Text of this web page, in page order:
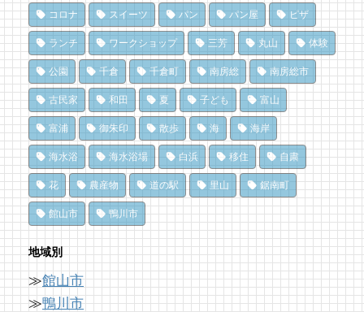
南房総こんな素敵な所があった！| かじか橋
21 views|byCAT SEA KURO
南房総・岩井にクラフトビール醸造所。体験
を届ける新たな拠点へ
19 views| by なべたゆかり
ドライブ休憩にオススメ！「とみうら元気倶
楽部」でホッと一息♪
18 views|byフジイ ミツコ
和田町仁我浦で、エコヴィレッジUMIKAZE
開拓中！
17 views|byあわみなこ
【コラボ】ちくら漁港朝市とは⁉︎ 名物「港海
鮮焼き」で新鮮魚介を食べ尽くす！【安房國
乗馬初心者の私でも、海辺を楽しく散策でき
た！ 乗馬体験レポート
81 views | byなべたゆかり
夏のごほうびにこだわりのかき氷を風菓堂で
79 views| by フジイ ミツコ
夏だ、クジラ到来。クジラに会いに和田町に
行こう！〈前編〉
71 views|byshouji naomi
ドライブ休憩にオススメ！「とみうら元気倶
楽部」でホッと一息♪
68 views|byフジイ ミツコ
南房総の海を食らう！天然ところてん専門店
「ところてん小屋 青木」
南房総パン屋めぐり【3】石窯パン工房そろ
そろ（鴨川市）前編パン
10,838 views| by choco-love
南房総パン屋めぐり【１】
クリケット（鴨川市）
10,473 views|bychoco-love
冬でも楽しめる！沖ノ島の無人島探検！
10,165 views|by福美
洗濯は持ち帰らない！カフェ併設のコインラ
ンドリーで帰宅前に洗濯
8,896 views|byなべたゆかり
「房総の駅とみうら」で夕食を済ませて渋滞
を回避しよう！
コロナ スイーツ パン パン屋 ピザ
ランチ ワークショップ 三芳 丸山 体験
公園 千倉 千倉町 南房総 南房総市
古民家 和田 夏 子ども 富山
富浦 御朱印 散歩 海 海岸
海水浴 海水浴場 白浜 移住 自粛
花 農産物 道の駅 里山 鋸南町
館山市 鴨川市
地域別
≫館山市
≫鴨川市